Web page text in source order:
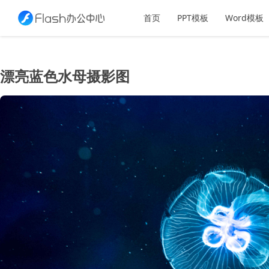
首页 PPT模板 Word模板
漂亮蓝色水母摄影图